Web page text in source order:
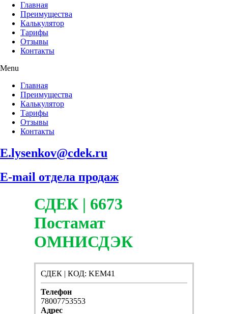
Главная
Преимущества
Калькулятор
Тарифы
Отзывы
Контакты
Menu
Главная
Преимущества
Калькулятор
Тарифы
Отзывы
Контакты
E.lysenkov@cdek.ru
E-mail отдела продаж
СДЕК | 6673
Постамат
ОМНИСДЭК
СДЕК | КОД: KEM41
Телефон
78007753553
Адрес